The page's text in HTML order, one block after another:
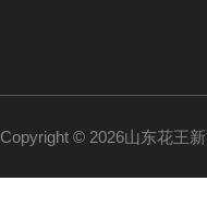
Copyright © 2026山东花王